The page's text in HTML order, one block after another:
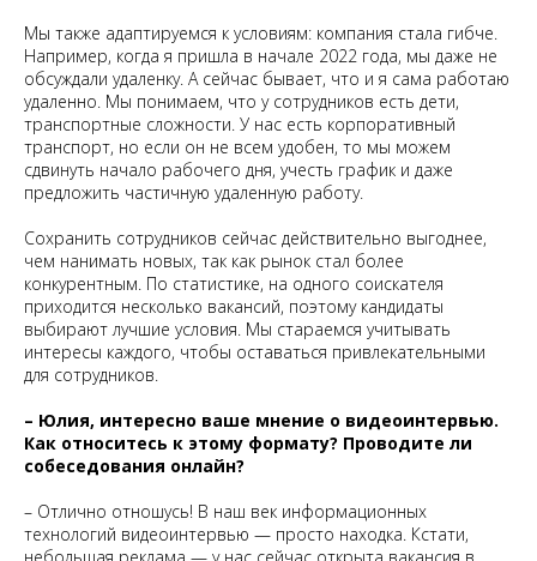
Мы также адаптируемся к условиям: компания стала гибче.
Например, когда я пришла в начале 2022 года, мы даже не
обсуждали удаленку. А сейчас бывает, что и я сама работаю
удаленно. Мы понимаем, что у сотрудников есть дети,
транспортные сложности. У нас есть корпоративный
транспорт, но если он не всем удобен, то мы можем
сдвинуть начало рабочего дня, учесть график и даже
предложить частичную удаленную работу.
Сохранить сотрудников сейчас действительно выгоднее,
чем нанимать новых, так как рынок стал более
конкурентным. По статистике, на одного соискателя
приходится несколько вакансий, поэтому кандидаты
выбирают лучшие условия. Мы стараемся учитывать
интересы каждого, чтобы оставаться привлекательными
для сотрудников.
– Юлия, интересно ваше мнение о видеоинтервью.
Как относитесь к этому формату? Проводите ли
собеседования онлайн?
– Отлично отношусь! В наш век информационных
технологий видеоинтервью — просто находка. Кстати,